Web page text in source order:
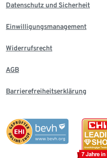
Datenschutz und Sicherheit
Einwilligungsmanagement
Widerrufsrecht
AGB
Barrierefreiheitserklärung